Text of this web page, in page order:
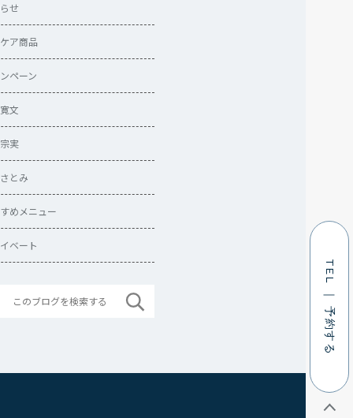
TEL ｜ 予約する
せ
ア商品
ペーン
文
実
とみ
めメニュー
ベート